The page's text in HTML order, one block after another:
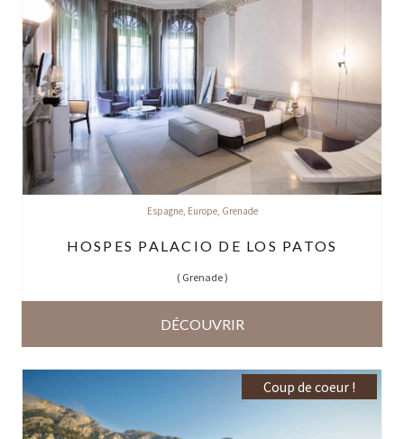
Espagne, Europe, Grenade
HOSPES PALACIO DE LOS PATOS
( Grenade)
DÉCOUVRIR
Coup de coeur !